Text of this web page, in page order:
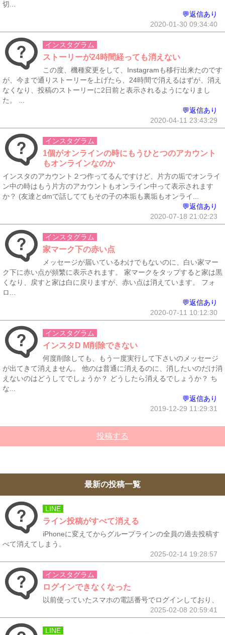
切...
💬返信あり
2020-01-30 09:34:40
インスタグラム
ストーリーが24時間経っても消えない
この度、機種変更をして、Instagramも移行出来たのです
が、今まで通りストーリーを上げたら、24時間で消えるはずが、消え
なくなり、投稿のストーリーに2日前と表示されるようになりまし
た。 ...
💬返信あり
2020-04-11 23:43:29
インスタグラム
1個がオンラインの時にもうひとつのアカウント
もオンラインなのか
インスタのアカウント２つ作ってるんですけど、片方の垢でオンライ
ン中の時はもう片方のアカウントもオンライン中って表示されます
か？ (友達とdmで話しててもその子の本垢も裏垢もオンライ...
💬返信あり
2020-07-18 21:02:23
インスタグラム
家マーク下の赤い点
メッセージが届いているわけでもないのに、白い家マー
ク下に赤い点が頻繁に表示されます。 家マークをタップすると家は黒
くなり、戻すと家は白に戻りますが、赤い点は消えています。 フォ
ロ...
💬返信あり
2020-07-11 10:12:30
インスタグラム
インスタD M削除できない
何度削除しても、もう一度実行して下さいのメッセージ
が出てきて消えません。 他のは普通に消えるのに、消したいのだけ消
えないのはどうしてでしょうか？ どうしたら消えるでしょうか？ ち
な...
💬返信あり
2019-12-29 11:29:31
投稿する
最新の投稿一覧
LINE
ライン投稿がすべて消える
iPhoneに変えてからグループラインの全員の過去投稿す
べて消えてしまう。
2025-02-14 19:28:57
インスタグラム
ログインできなくなった
以前使っていたスマホの電話番号でログインしており、
2025-02-08 20:59:41
LINE